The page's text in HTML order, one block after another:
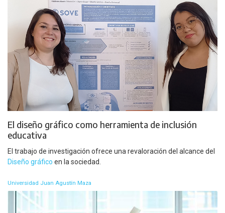
El diseño gráfico como herramienta de inclusión
educativa
El trabajo de investigación ofrece una revaloración del alcance del
Diseño gráfico en la sociedad.
Universidad Juan Agustín Maza